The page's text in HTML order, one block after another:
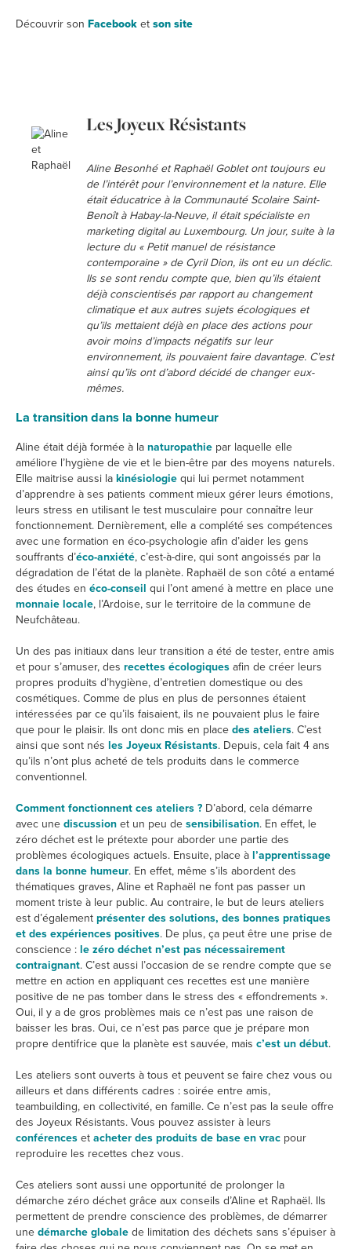
Découvrir son Facebook et son site
Les Joyeux Résistants
Aline Besonhé et Raphaël Goblet ont toujours eu
de l’intérêt pour l’environnement et la nature. Elle
était éducatrice à la Communauté Scolaire Saint-
Benoît à Habay-la-Neuve, il était spécialiste en
marketing digital au Luxembourg. Un jour, suite à la
lecture du « Petit manuel de résistance
contemporaine » de Cyril Dion, ils ont eu un déclic.
Ils se sont rendu compte que, bien qu’ils étaient
déjà conscientisés par rapport au changement
climatique et aux autres sujets écologiques et
qu’ils mettaient déjà en place des actions pour
avoir moins d’impacts négatifs sur leur
environnement, ils pouvaient faire davantage. C’est
ainsi qu’ils ont d’abord décidé de changer eux-
mêmes.
La transition dans la bonne humeur
Aline était déjà formée à la naturopathie par laquelle elle
améliore l’hygiène de vie et le bien-être par des moyens naturels.
Elle maitrise aussi la kinésiologie qui lui permet notamment
d’apprendre à ses patients comment mieux gérer leurs émotions,
leurs stress en utilisant le test musculaire pour connaître leur
fonctionnement. Dernièrement, elle a complété ses compétences
avec une formation en éco-psychologie afin d’aider les gens
souffrants d’éco-anxiété, c’est-à-dire, qui sont angoissés par la
dégradation de l’état de la planète. Raphaël de son côté a entamé
des études en éco-conseil qui l’ont amené à mettre en place une
monnaie locale, l’Ardoise, sur le territoire de la commune de
Neufchâteau.
Un des pas initiaux dans leur transition a été de tester, entre amis
et pour s’amuser, des recettes écologiques afin de créer leurs
propres produits d’hygiène, d’entretien domestique ou des
cosmétiques. Comme de plus en plus de personnes étaient
intéressées par ce qu’ils faisaient, ils ne pouvaient plus le faire
que pour le plaisir. Ils ont donc mis en place des ateliers. C’est
ainsi que sont nés les Joyeux Résistants. Depuis, cela fait 4 ans
qu’ils n’ont plus acheté de tels produits dans le commerce
conventionnel.
Comment fonctionnent ces ateliers ? D’abord, cela démarre
avec une discussion et un peu de sensibilisation. En effet, le
zéro déchet est le prétexte pour aborder une partie des
problèmes écologiques actuels. Ensuite, place à l’apprentissage
dans la bonne humeur. En effet, même s’ils abordent des
thématiques graves, Aline et Raphaël ne font pas passer un
moment triste à leur public. Au contraire, le but de leurs ateliers
est d’également présenter des solutions, des bonnes pratiques
et des expériences positives. De plus, ça peut être une prise de
conscience : le zéro déchet n’est pas nécessairement
contraignant. C’est aussi l’occasion de se rendre compte que se
mettre en action en appliquant ces recettes est une manière
positive de ne pas tomber dans le stress des « effondrements ».
Oui, il y a de gros problèmes mais ce n’est pas une raison de
baisser les bras. Oui, ce n’est pas parce que je prépare mon
propre dentifrice que la planète est sauvée, mais c’est un début.
Les ateliers sont ouverts à tous et peuvent se faire chez vous ou
ailleurs et dans différents cadres : soirée entre amis,
teambuilding, en collectivité, en famille. Ce n’est pas la seule offre
des Joyeux Résistants. Vous pouvez assister à leurs
conférences et acheter des produits de base en vrac pour
reproduire les recettes chez vous.
Ces ateliers sont aussi une opportunité de prolonger la
démarche zéro déchet grâce aux conseils d’Aline et Raphaël. Ils
permettent de prendre conscience des problèmes, de démarrer
une démarche globale de limitation des déchets sans s’épuiser à